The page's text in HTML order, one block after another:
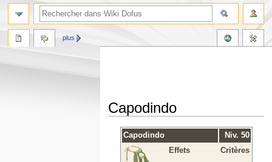
Capodindo
Capodindo
Niv. 50
Effets
Critères
plus